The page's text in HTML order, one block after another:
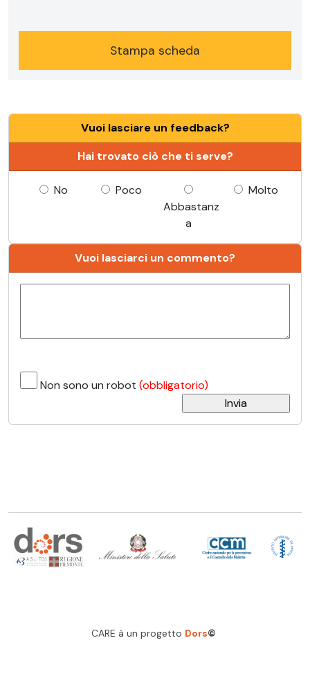
Stampa scheda
Vuoi lasciare un feedback?
Hai trovato ciò che ti serve?
No
Poco
Abbastanz
a
Molto
Vuoi lasciarci un commento?
Non sono un robot (obbligatorio)
CARE à un progetto Dors©